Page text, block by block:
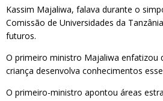
Kassim Majaliwa, falava durante o
Comissão de Universidades da
futuros.
O primeiro ministro Majaliwa enfatizou
criança desenvolva conhecimentos
O primeiro-ministro apontou áreas